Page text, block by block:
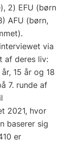
2) EFU (børn
AFU (børn,
via
af deres liv:
15 år og 18
7. runde af
2021, hvor
baserer sig
er